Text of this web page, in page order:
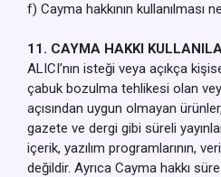
f) Cayma hakkının kullanılması
11. CAYMA HAKKI
ALICI’nın isteği veya açıkça
çabuk bozulma tehlikesi olan
açısından uygun olmayan
gazete ve dergi gibi süreli
içerik, yazılım programlarının,
değildir. Ayrıca Cayma hakkı